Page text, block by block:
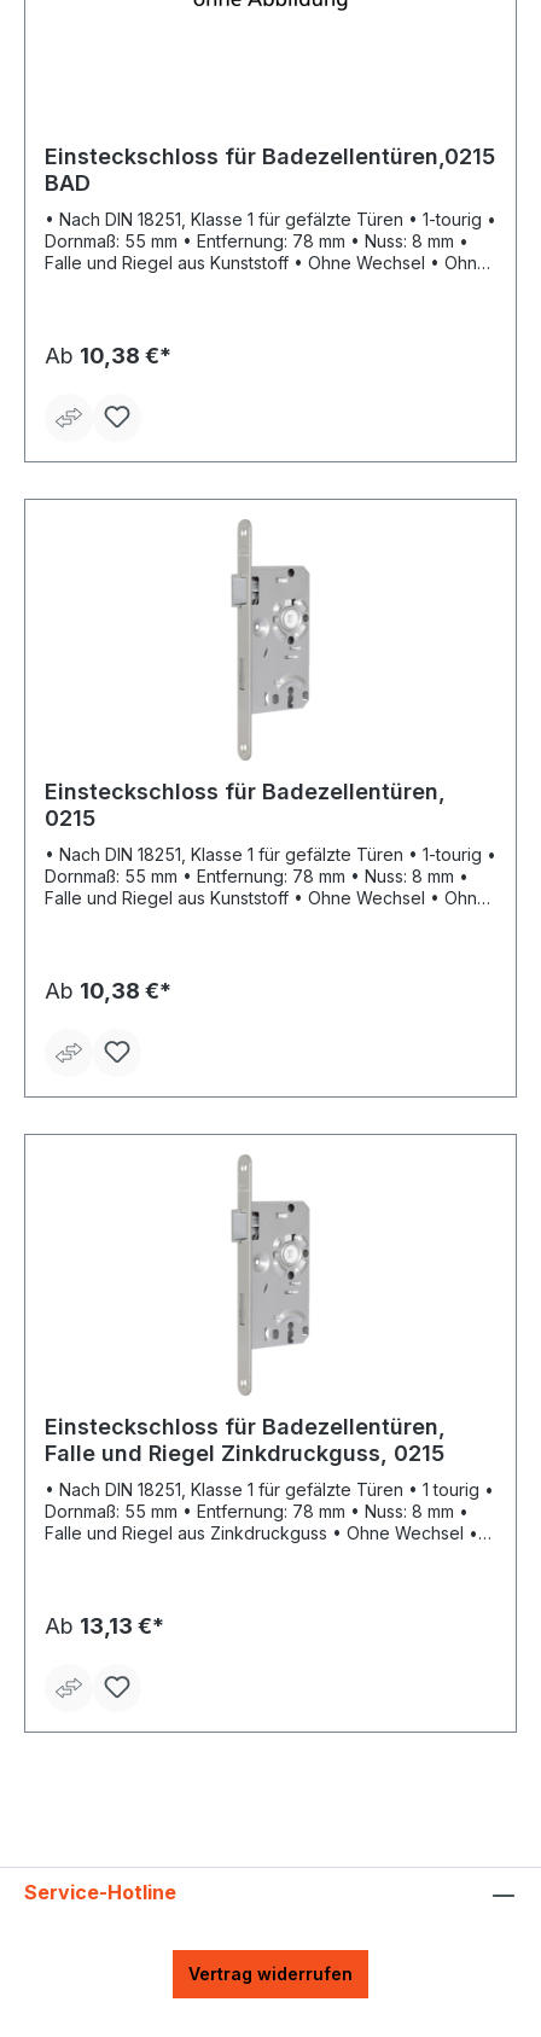
Einsteckschloss für Badezellentüren,0215
BAD
• Nach DIN 18251, Klasse 1 für gefälzte Türen • 1-tourig •
Dornmaß: 55 mm • Entfernung: 78 mm • Nuss: 8 mm •
Falle und Riegel aus Kunststoff • Ohne Wechsel • Ohne
Ab 10,38 €*
Einsteckschloss für Badezellentüren,
0215
• Nach DIN 18251, Klasse 1 für gefälzte Türen • 1-tourig •
Dornmaß: 55 mm • Entfernung: 78 mm • Nuss: 8 mm •
Falle und Riegel aus Kunststoff • Ohne Wechsel • Ohne
Ab 10,38 €*
Einsteckschloss für Badezellentüren,
Falle und Riegel Zinkdruckguss, 0215
• Nach DIN 18251, Klasse 1 für gefälzte Türen • 1 tourig •
Dornmaß: 55 mm • Entfernung: 78 mm • Nuss: 8 mm •
Falle und Riegel aus Zinkdruckguss • Ohne Wechsel •
Ab 13,13 €*
Service-Hotline
Vertrag widerrufen